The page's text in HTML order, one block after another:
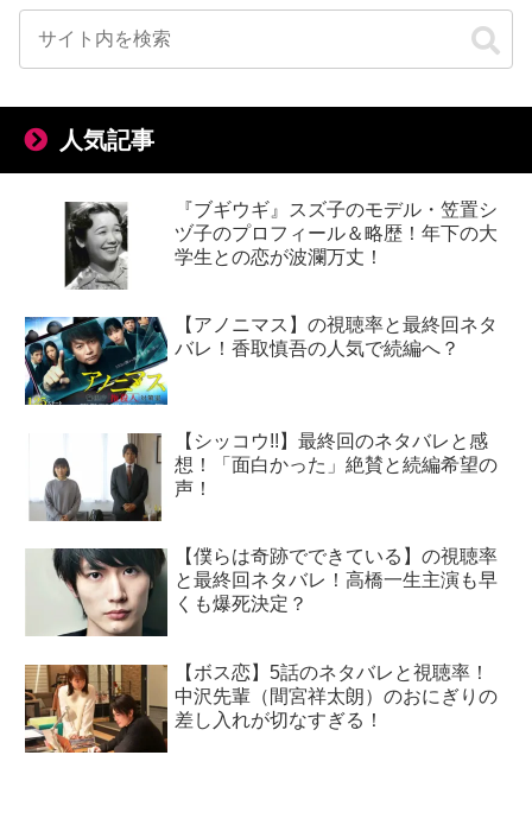
人気記事
『ブギウギ』スズ子のモデル・笠置シ
ヅ子のプロフィール＆略歴！年下の大
学生との恋が波瀾万丈！
【アノニマス】の視聴率と最終回ネタ
バレ！香取慎吾の人気で続編へ？
【シッコウ!!】最終回のネタバレと感
想！「面白かった」絶賛と続編希望の
声！
【僕らは奇跡でできている】の視聴率
と最終回ネタバレ！高橋一生主演も早
くも爆死決定？
【ボス恋】5話のネタバレと視聴率！
中沢先輩（間宮祥太朗）のおにぎりの
差し入れが切なすぎる！